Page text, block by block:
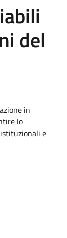
del
in
lo
e